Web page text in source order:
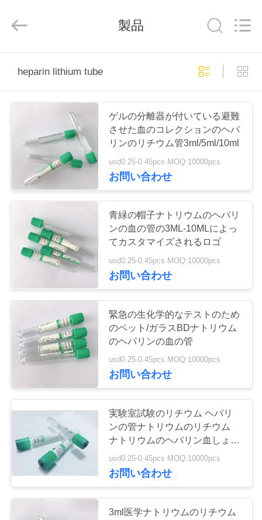
プ
ト
に
工
旅
Hangzhou
Ciping
Reserved.
製品
heparin lithium tube
ゲルの分離器が付いている避難
させた血のコレクションのヘパ
リンのリチウム管3ml/5ml/10ml
usd0.25-0.45pcs MOQ:10000pcs
お問い合わせ
青緑の帽子ナトリウムのヘパリ
ンの血の管の3ML-10MLによっ
てカスタマイズされるロゴ
usd0.25-0.45pcs MOQ:10000pcs
お問い合わせ
緊急の生化学的なテストのため
のペット/ガラスBDナトリウム
のヘパリンの血の管
usd0.25-0.45pcs MOQ:10000pcs
お問い合わせ
実験室試験のリチウム ヘパリ
ンの管ナトリウムのリチウム
ナトリウムのヘパリン血しょう
は集まります
usd0.25-0.45pcs MOQ:10000pcs
お問い合わせ
3ml医学ナトリウムのリチウム